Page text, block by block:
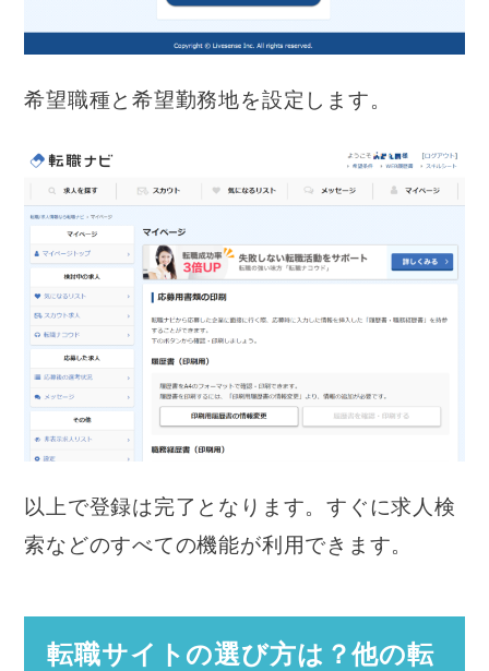
希望職種と希望勤務地を設定します。
以上で登録は完了となります。すぐに求人検
索などのすべての機能が利用できます。
転職サイトの選び方は？他の転